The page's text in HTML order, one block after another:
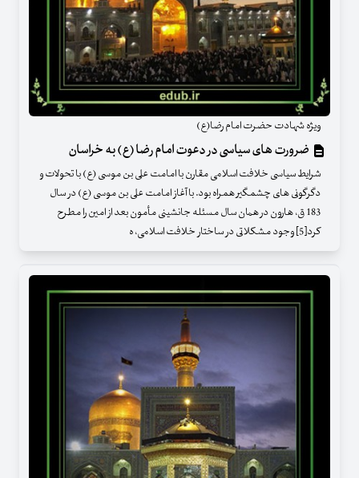
ویژه شهادت حضرت امام رضا(ع)
ضرورت‏ های سیاسی در دعوت امام رضا (ع) به خراسان
شرایط سیاسی خلافت اسلامی مقارن با امامت علی بن موسی (ع) با تحولات و
دگرگونی‏ های چشمگیر همراه بود. با آغاز امامت علی بن موسی (ع) در سال
183 ق، هارون در همان سال مسئله جانشینی مأمون بعد از امین را مطرح
کرد[5] وجود مشکلاتی در ساختار خلافت اسلامی، ه